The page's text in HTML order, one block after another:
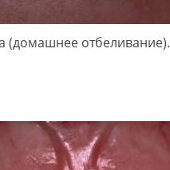
(домашнее отбеливание).